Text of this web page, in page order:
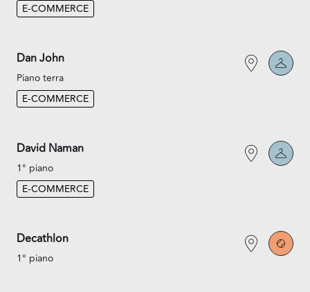
E-COMMERCE
Dan John
Piano terra
E-COMMERCE
David Naman
1° piano
E-COMMERCE
Decathlon
1° piano